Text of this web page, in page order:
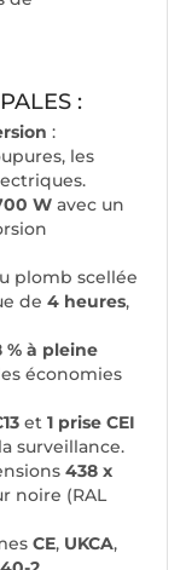
:
:
les
W avec un
plomb scellée
de 4 heures,
% à pleine
économies
et 1 prise CEI
surveillance.
438 x
noire (RAL
CE, UKCA,